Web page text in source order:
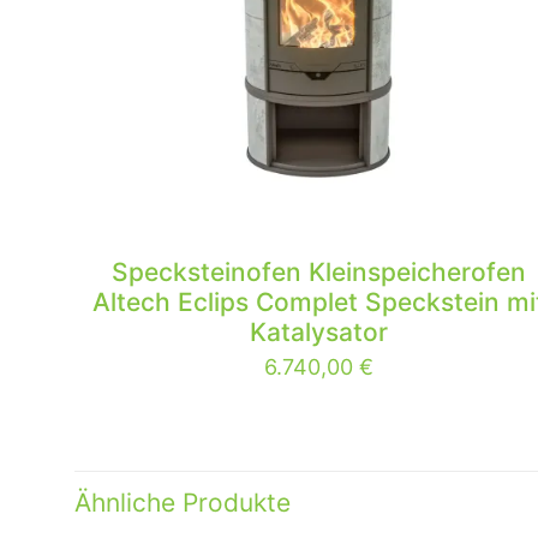
Specksteinofen Kleinspeicherofen
Altech Eclips Complet Speckstein
Katalysator
6.740,00 €
Ähnliche Produkte